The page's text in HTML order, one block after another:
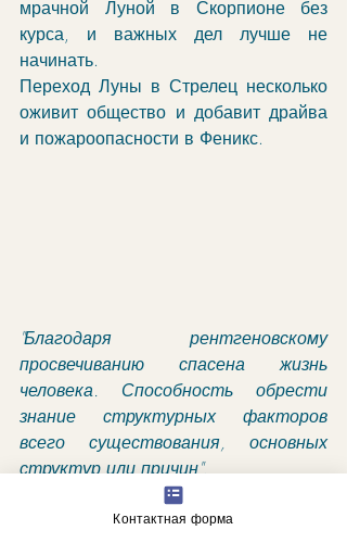
мрачной Луной в Скорпионе без
курса, и важных дел лучше не
начинать.
Переход Луны в Стрелец несколько
оживит общество и добавит драйва
и пожароопасности в Феникс.
"Благодаря рентгеновскому
просвечиванию спасена жизнь
человека. Способность обрести
знание структурных факторов
всего существования, основных
структур или причин".
Контактная форма